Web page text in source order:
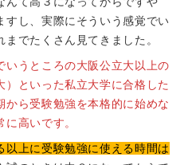
すし、実際にそういう感覚でい
でたくさん見てきました。
いうところの大阪公立大以上の
）といった私立大学に合格した
から受験勉強を本格的に始めな
高いです。
以上に受験勉強に使える時間は